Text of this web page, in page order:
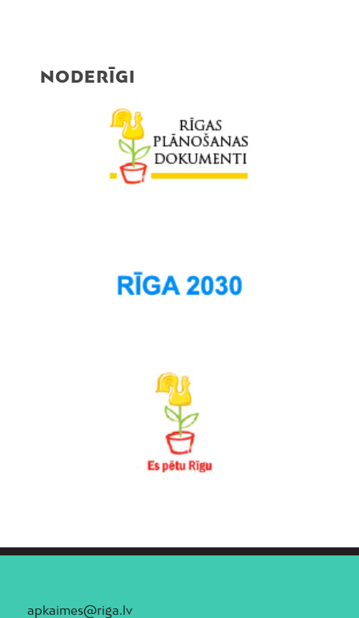
NODERĪGI
apkaimes@riga.lv